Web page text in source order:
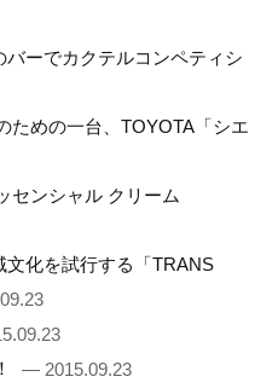
ーでカクテルコンペティシ
ための一台、TOYOTA「シエ
センシャル クリーム
化を試行する「TRANS
— 2015.09.23